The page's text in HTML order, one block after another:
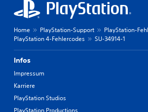
Home PlayStation-Support
PlayStation-
PlayStation 4-Fehlercodes
SU-34914-1
Infos
Impressum
Karriere
PlayStation Studios
PlayStation Productions